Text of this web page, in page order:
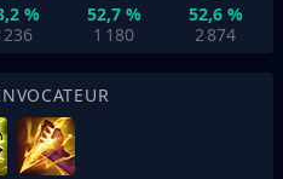
%
236
52,7 %
1 180
52,6 %
2 874